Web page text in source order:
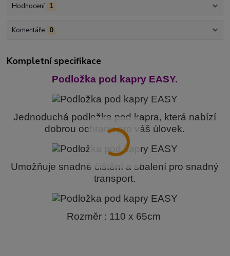
Hodnocení 1
Komentáře 0
Kompletní specifikace
Podložka pod kapry EASY.
Jednoduchá podložka pod kapra, která nabízí
dobrou ochranu pro váš úlovek.
Umožňuje snadné čištění a sbalení pro snadný
transport.
Rozměr : 110 x 65cm